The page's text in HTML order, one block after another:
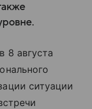
8 августа
ситуации